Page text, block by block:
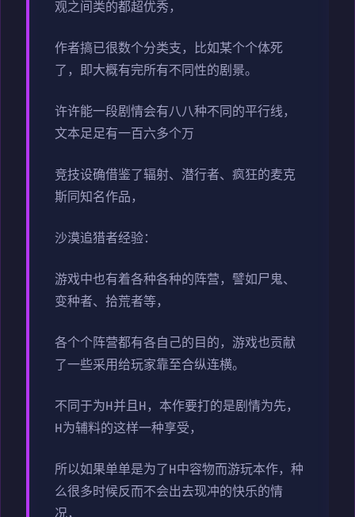
观之间类的都超优秀，
作者搞已很数个分类支，比如某个个体死
了，即大概有完所有不同性的剧景。
许许能一段剧情会有八八种不同的平行线，
文本足足有一百六多个万
竞技设确借鉴了辐射、潜行者、疯狂的麦克
斯同知名作品，
沙漠追猎者经验：
游戏中也有着各种各种的阵营，譬如尸鬼、
变种者、拾荒者等，
各个个阵营都有各自己的目的，游戏也贡献
了一些采用给玩家靠至合纵连横。
不同于为H并且H，本作要打的是剧情为先，
H为辅料的这样一种享受，
所以如果单单是为了H中容物而游玩本作，种
么很多时候反而不会出去现冲的快乐的情